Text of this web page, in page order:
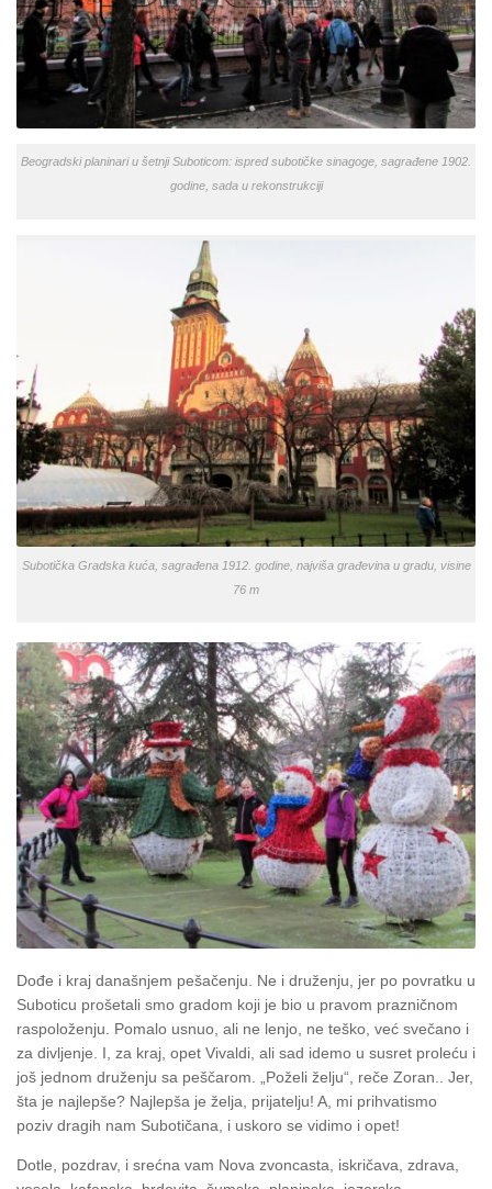
Beogradski planinari u šetnji Suboticom: ispred subotičke sinagoge, sagrađene 1902.
godine, sada u rekonstrukciji
Subotička Gradska kuća, sagrađena 1912. godine, najviša građevina u gradu, visine
76 m
Dođe i kraj današnjem pešačenju . Ne i druženju, jer po povratku u
Suboticu prošetali smo gradom koji je bio u pravom prazničnom
raspoloženju. Pomalo usnuo, ali ne lenjo, ne teško, već svečano i
za divljenje. I, za kraj, opet Vivaldi, ali sad idemo u susret proleću i
još jednom druženju sa peščarom. „Poželi želju“, reče Zoran.. Jer,
šta je najlepše? Najlepša je želja, prijatelju! A, mi prihvatismo
poziv dragih nam Subotičana, i uskoro se vidimo i opet!
Dotle, pozdrav, i srećna vam Nova zvoncasta, iskričava, zdrava,